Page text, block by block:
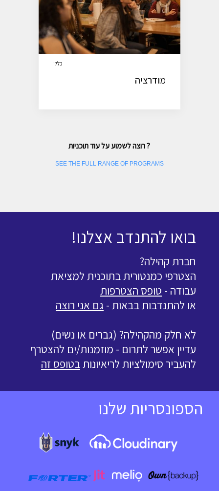
כללי
מודרציה
רוצה לשמוע על עוד תוכניות ?
SEE THE FULL RANGE OF PROGRAMS
בואו להתנדב אצלנו!
חברת קהילה?
הצטרפי כמנטורית בתוכנית למציאת
עבודה - טופס הצטרפות
או להתנדבות בבאות - גם אני רוצה
לא חלק מהקהילה? (גברים או נשים)
עדיין אפשר לתרום - מוזמנות/ים להצטרף
להעביר סימולציות לריאיונותבטופס זה
הספונסריות שלנו